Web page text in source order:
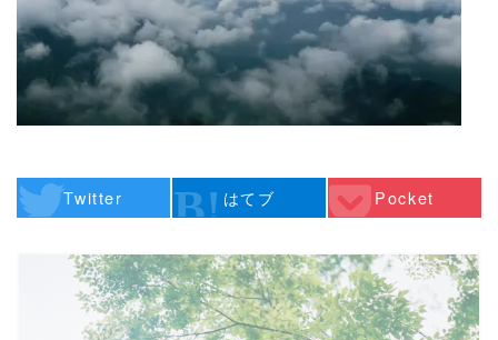
Twitter はてブ Pocket